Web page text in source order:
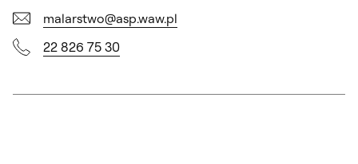
malarstwo@asp.waw.pl
22 826 75 30